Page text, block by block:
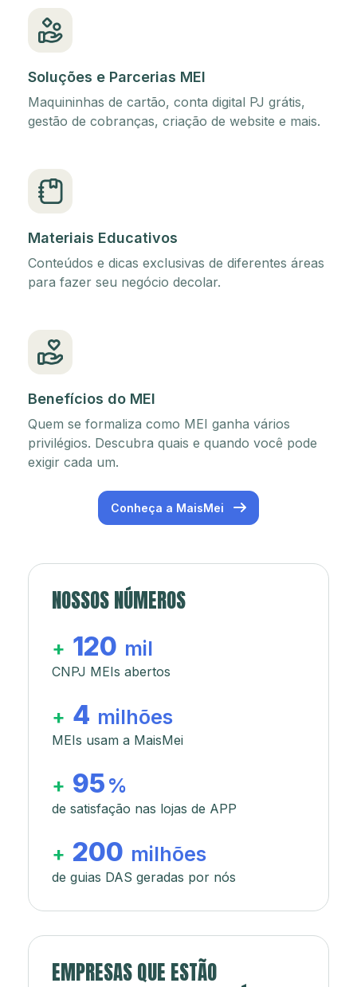
Soluções e Parcerias MEI
Maquininhas de cartão, conta digital PJ grátis,
gestão de cobranças, criação de website e mais.
Materiais Educativos
Conteúdos e dicas exclusivas de diferentes áreas
para fazer seu negócio decolar.
Benefícios do MEI
Quem se formaliza como MEI ganha vários
privilégios. Descubra quais e quando você pode
exigir cada um.
Conheça a MaisMei
NOSSOS NÚMEROS
+ 120 mil
CNPJ MEIs abertos
+ 4 milhões
MEIs usam a MaisMei
+ 95 %
de satisfação nas lojas de APP
+ 200 milhões
de guias DAS geradas por nós
EMPRESAS QUE ESTÃO